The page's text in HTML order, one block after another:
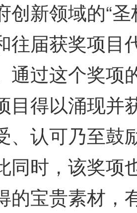
创新领域的“
往届获奖项目
通过这个奖项
目得以涌现并
、认可乃至鼓
同时，该奖项
的宝贵素材，